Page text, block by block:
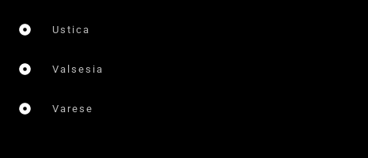
Ustica
Valsesia
Varese